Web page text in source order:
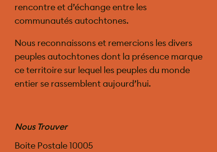
rencontre et d’échange entre les
communautés autochtones.
Nous reconnaissons et remercions les divers
peuples autochtones dont la présence marque
ce territoire sur lequel les peuples du monde
entier se rassemblent aujourd’hui.
Nous Trouver
Boite Postale 10005